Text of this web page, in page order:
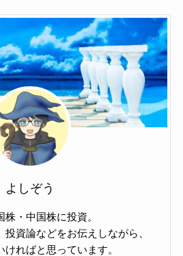
よしぞう
・中国株に投資。
資論などをお伝えしながら、
ればと思っています。